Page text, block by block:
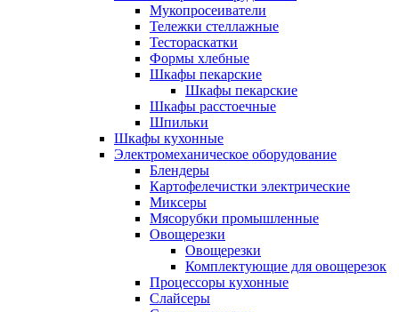
Мукопросеиватели
Тележки стеллажные
Тестораскатки
Формы хлебные
Шкафы пекарские
Шкафы пекарские
Шкафы расстоечные
Шпильки
Шкафы кухонные
Электромеханическое оборудование
Блендеры
Картофелечистки электрические
Миксеры
Мясорубки промышленные
Овощерезки
Овощерезки
Комплектующие для овощерезок
Процессоры кухонные
Слайсеры